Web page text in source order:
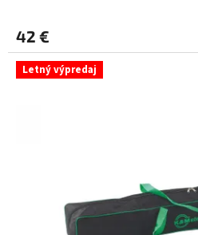
42 €
Letný výpredaj